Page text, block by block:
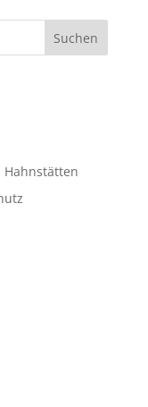
Hahnstätten